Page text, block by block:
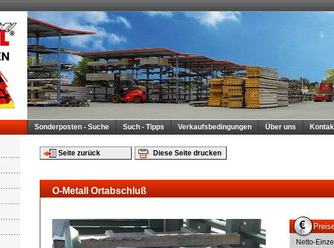
Sonderposten - Suche Such - Tipps Verkaufsbedingungen Über uns
Seite zurück Diese Seite drucken
O-Metall Ortabschluß
Netto-